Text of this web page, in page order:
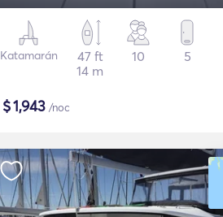
Katamarán
47 ft
14 m
10 5
$1,943 /noc